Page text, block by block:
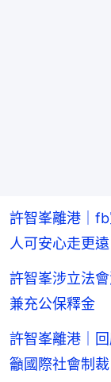
許智峯離港｜
人可安心走更遠
許智峯涉立法
兼充公保釋金
許智峯離港｜
籲國際社會制裁